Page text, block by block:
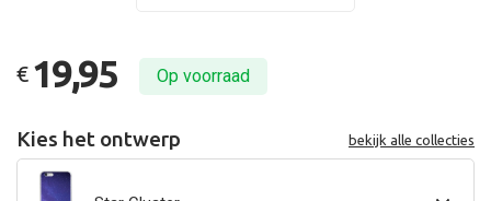
€ 19,95 Op voorraad
Kies het ontwerp bekijk alle collecties